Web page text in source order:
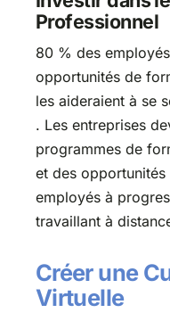
Professionnel
80 % des
opportunités de
les aideraient à se
. Les entreprises
programmes de
et des
employés à
travaillant à
Créer une
Virtuelle